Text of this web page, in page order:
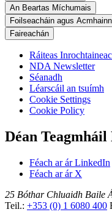
An Beartas Míchumais
Foilseacháin agus
Faireachán
Ráiteas
NDA Newsletter
Séanadh
Léarscáil an tsuímh
Cookie Settings
Cookie Policy
Déan
Féach ar ár LinkedIn
Féach ar ár X
25 Bóthar Chluaidh Baile
Teil.: +353 (0) 1 6080 400